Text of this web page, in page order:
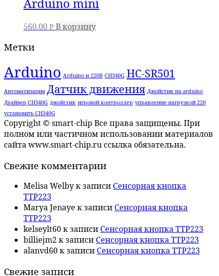
560.00 Р В корзину
Метки
Arduino Arduino и 220В CH340G HC-SR501
Автоматизация Датчик движения Джойстик на arduino
Драйвер CH340G джойстик игровой контроллер управление нагрузкой 220
установить CH340G
Copyright © smart-chip Все права защищены. При
полном или частичном использовании материалов
сайта www.smart-chip.ru ссылка обязательна.
Свежие комментарии
Melisa Welbyк записи Сенсорная кнопка
TTP223
Marya Jenaye к записи Сенсорная кнопка
TTP223
kelseylt60к записи Сенсорная кнопка TTP223
billiejm2 к записи Сенсорная кнопка TTP223
alanvd60к записи Сенсорная кнопка TTP223
Свежие записи